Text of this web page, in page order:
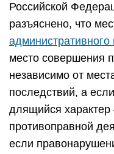
Российской
разъяснено, что
место совершения
независимо от
последствий, а
длящийся
противоправной
если